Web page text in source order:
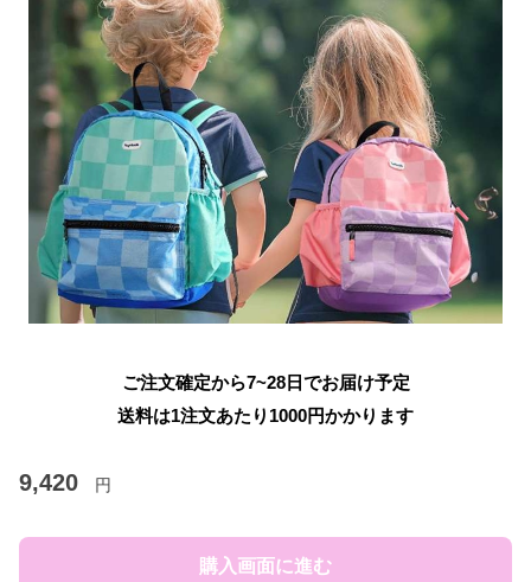
ご注文確定から7~28日でお届け予定
送料は1注文あたり 1000円かかります
9,420 円
購入画面に進む